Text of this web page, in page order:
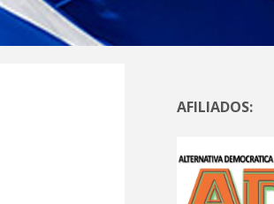
AFILIADOS: